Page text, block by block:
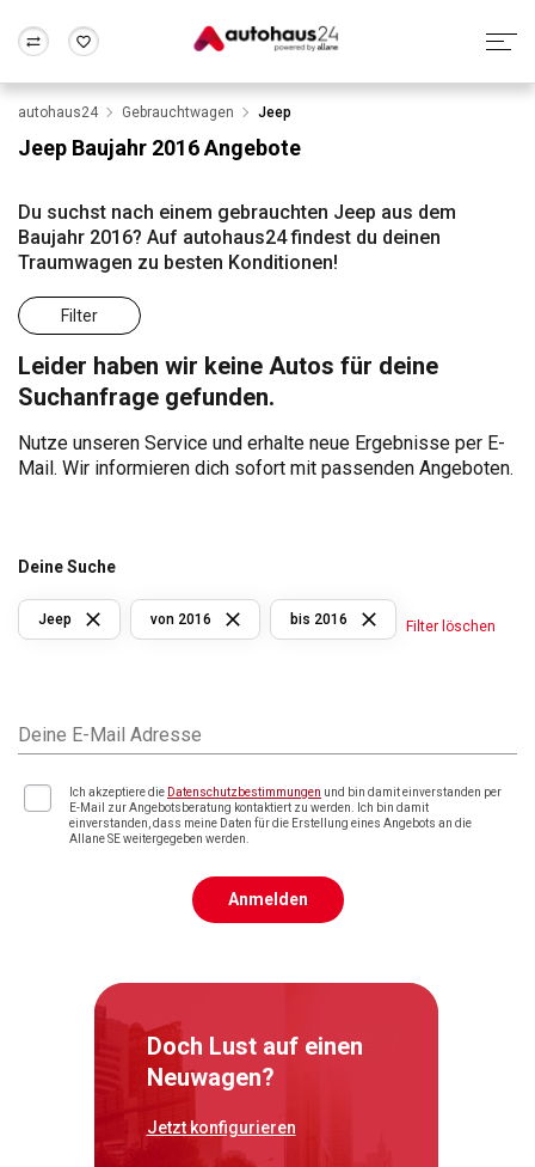
Wir bewerten dein Auto
Alle Fragen & Antworten
Rund um die Inzahlungnahme
Frankfurt Wuppertal
autohaus24 Gebrauchtwagen Jeep
Jeep Baujahr 2016 Angebote
Du suchst nach einem gebrauchten Jeep aus dem
Baujahr 2016? Auf autohaus24 findest du deinen
Traumwagen zu besten Konditionen!
Filter
Leider haben wir keine Autos für deine
Suchanfrage gefunden.
Nutze unseren Service und erhalte neue Ergebnisse per E-
Mail. Wir informieren dich sofort mit passenden Angeboten.
Deine Suche
Jeep von 2016 bis 2016 Filter löschen
Deine E-Mail Adresse
Ich akzeptiere die Datenschutzbestimmungen und bin damit einverstanden per
E-Mail zur Angebotsberatung kontaktiert zu werden. Ich bin damit
einverstanden, dass meine Daten für die Erstellung eines Angebots an die
Allane SE weitergegeben werden.
Anmelden
Doch Lust auf einen
Neuwagen?
Jetzt konfigurieren